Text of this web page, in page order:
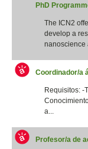
PhD
The ICN2
develop a
nanoscience
Coordinador/a
Requisitos: -
a...
Profesor/a de